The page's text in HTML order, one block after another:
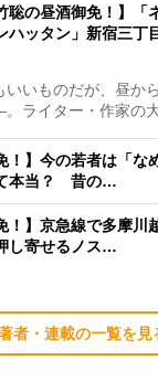
聡の昼酒御免！】「
ハッタン」新宿三
いものだが、昼か
ライター・作家の
！】今の若者は「な
本当？ 昔の…
！】京急線で多摩川
し寄せるノス…
者・連載の一覧を見